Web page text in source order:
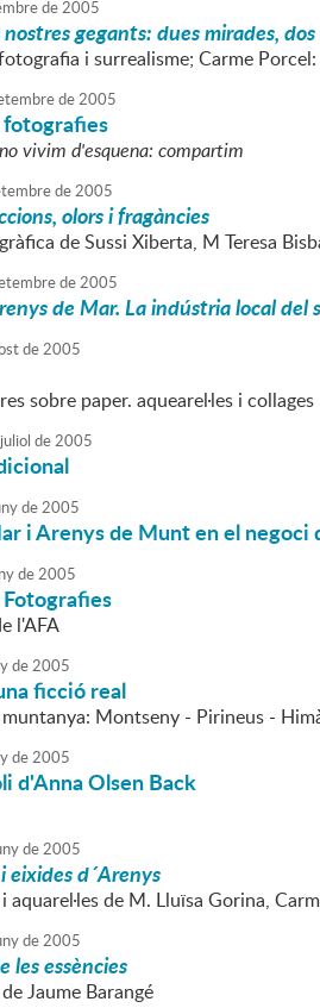
de2005
nostres gegants: dues mirades,
i surrealisme; Carme Porcel:
de2005
fotografies
vivim d'esquena: compartim
de2005
olors i fragàncies
de Sussi Xiberta, M Teresa
de2005
de Mar. La indústria local del
de2005
sobre paper. aquearel·les i collages
juliol de2005
de2005
i Arenys de Munt en el negoci
de2005
l'AFA
de2005
ficció real
Montseny - Pirineus -
de2005
d'Anna Olsen Back
de2005
eixides d´Arenys
aquarel·les de M. Lluïsa Gorina,
de2005
les essències
Jaume Barangé